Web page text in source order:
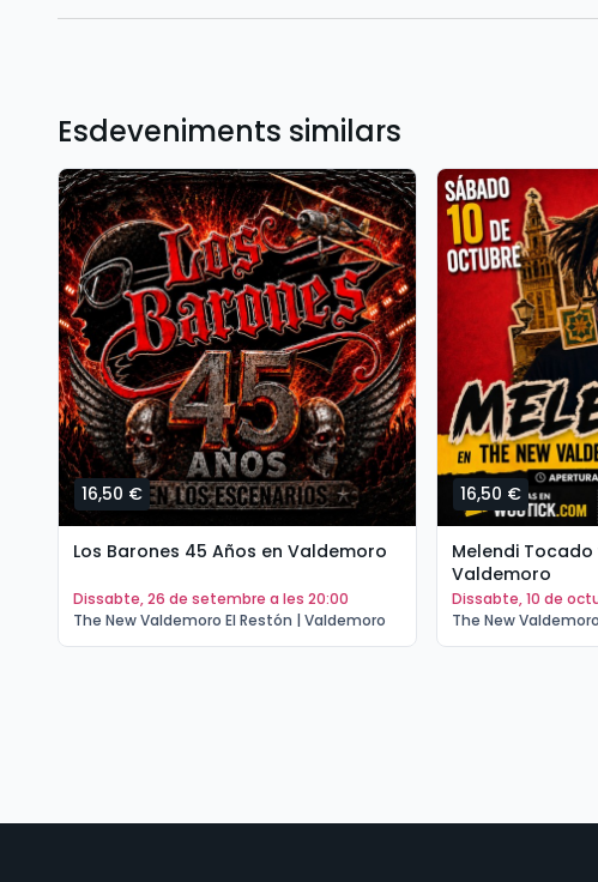
Esdeveniments similars
16,50 €
Los Barones 45 Años en Valdemoro
dissabte, 26 de setembre a les 20:00
The New Valdemoro El Restón | Valdemoro
16,50 €
Melendi Tocado
Valdemoro
dissabte, 10 de
The New